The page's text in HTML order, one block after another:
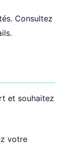
Consultez
et souhaitez
votre